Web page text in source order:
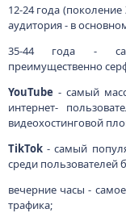
12-24 года
аудитория - в
35-44 года -
преимущественно
YouTube - самый
интернет-
видеохостинговой
TikTok- самый
среди пользователей
вечерние часы -
трафика;